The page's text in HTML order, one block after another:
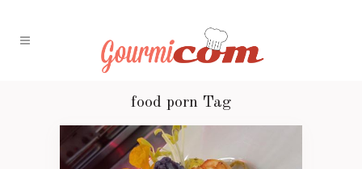
food porn Tag